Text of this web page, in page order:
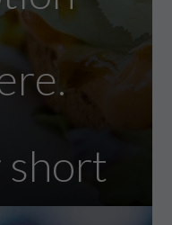
short